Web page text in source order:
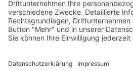
Weiterbildung, die Sie
Coaching,Workshop,Training,
Weiterbildung!